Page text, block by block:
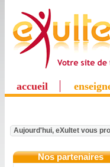
accueil
Aujourd'hui, eXultet vous
Nos partenaires